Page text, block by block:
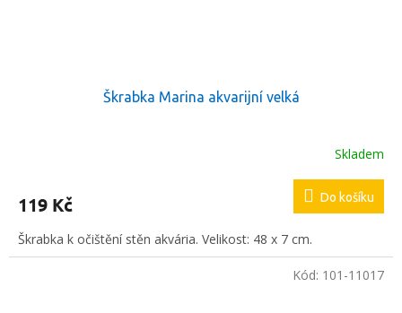
Škrabka Marina akvarijní velká
Skladem
119 Kč Do košíku
Škrabka k očištění stěn akvária. Velikost: 48 x 7 cm.
Kód: 101-11017